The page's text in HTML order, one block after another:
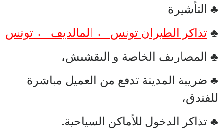
♣ التأشيرة
♣ تذاكر الطيران تونس ← المالديف ← تونس
♣ المصاريف الخاصة و البقشيش،
♣ ضريبة المدينة تدفع من العميل مباشرة
للفندق،
♣ تذاكر الدخول للأماكن السياحية.